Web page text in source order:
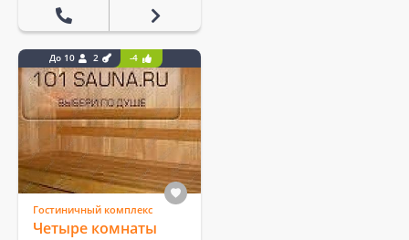
До 10 2 -4
Гостиничный комплекс
Четыре комнаты